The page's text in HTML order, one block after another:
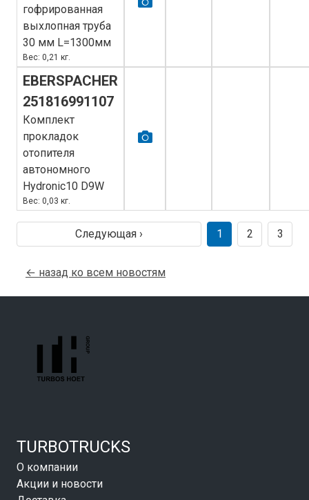
гофрированная
выхлопная труба
30 мм L=1300мм
Вес: 0,21 кг.
EBERSPACHER
251816991107
Комплект
прокладок
отопителя
автономного
Hydronic10 D9W
Вес: 0,03 кг.
Следующая › 1 2 3
← назад ко всем новостям
TURBOTRUCKS
О компании
Акции и новости